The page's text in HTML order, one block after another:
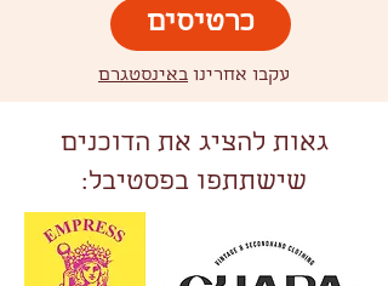
כרטיסים
עקבו אחרינו באינסטגרם
גאות להציג את הדוכנים
שישתתפו בפסטיבל: